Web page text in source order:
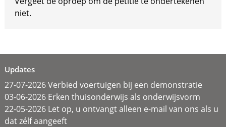
niet.
Updates
27-07-2026 Verbied voertuigen bij een demonstratie
03-06-2026 Erken thuisonderwijs als onderwijsvorm
22-05-2026 Let op, u ontvangt alleen e-mail van ons als u
dat zélf aangeeft